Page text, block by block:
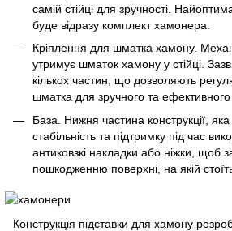
самій стійці для зручності.
буде відразу комплект хамонера.
Кріплення для шматка хамону.
утримує шматок хамону у стійці.
кількох частин, що дозволяють
шматка для зручного та ефективного
База. Нижня частина конструкції,
стабільність та підтримку під час
антиковзкі накладки або ніжки, щоб
пошкодженню поверхні, на якій стоїть
Конструкція підставки для хамону